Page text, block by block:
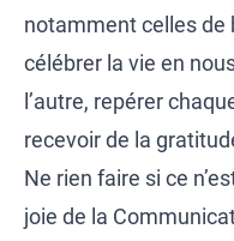
notamment celles de
célébrer la vie en
l’autre, repérer
recevoir de la
Ne rien faire si ce
joie de la